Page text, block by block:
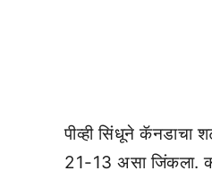
पीव्ही सिंधूने कॅनडाचा
21-13 असा जिंकला.